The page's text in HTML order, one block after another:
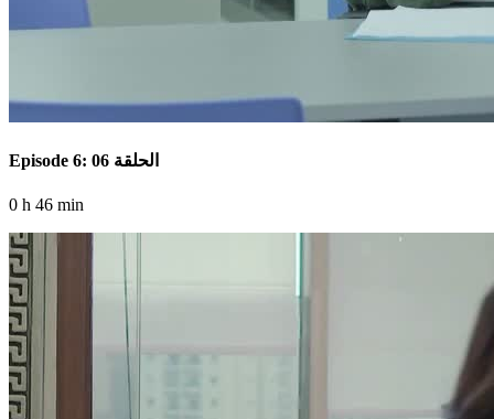
Episode 6: الحلقة 06
0 h 46 min